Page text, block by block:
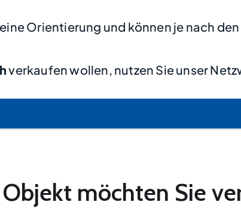
Orientierung und können je nach
verkaufen wollen, nutzen Sie unser